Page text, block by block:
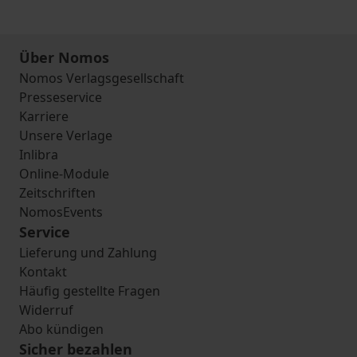
Über Nomos
Nomos Verlagsgesellschaft
Presseservice
Karriere
Unsere Verlage
Inlibra
Online-Module
Zeitschriften
NomosEvents
Service
Lieferung und Zahlung
Kontakt
Häufig gestellte Fragen
Widerruf
Abo kündigen
Sicher bezahlen